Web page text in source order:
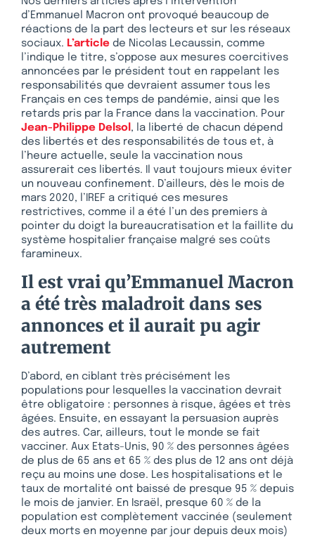
d’Emmanuel Macron ont provoqué beaucoup de
réactions de la part des lecteurs et sur les réseaux
sociaux. L’article de Nicolas Lecaussin, comme
l’indique le titre, s’oppose aux mesures coercitives
annoncées par le président tout en rappelant les
responsabilités que devraient assumer tous les
Français en ces temps de pandémie, ainsi que les
retards pris par la France dans la vaccination. Pour
Jean-Philippe Delsol , la liberté de chacun dépend
des libertés et des responsabilités de tous et, à
l’heure actuelle, seule la vaccination nous
assurerait ces libertés. Il vaut toujours mieux éviter
un nouveau confinement. D’ailleurs, dès le mois de
mars 2020, l’IREF a critiqué ces mesures
restrictives, comme il a été l’un des premiers à
pointer du doigt la bureaucratisation et la faillite du
système hospitalier française malgré ses coûts
faramineux.
Il est vrai qu’Emmanuel Macron
a été très maladroit dans ses
annonces et il aurait pu agir
autrement
D’abord, en ciblant très précisément les
populations pour lesquelles la vaccination devrait
être obligatoire : personnes à risque, âgées et très
âgées. Ensuite, en essayant la persuasion auprès
des autres. Car, ailleurs, tout le monde se fait
vacciner. Aux Etats-Unis, 90 % des personnes âgées
de plus de 65 ans et 65 % des plus de 12 ans ont déjà
reçu au moins une dose. Les hospitalisations et le
taux de mortalité ont baissé de presque 95 % depuis
le mois de janvier. En Israël, presque 60 % de la
population est complètement vaccinée (seulement
deux morts en moyenne par jour depuis deux mois)